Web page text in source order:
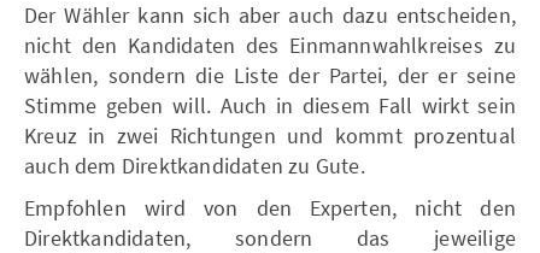
Der Wähler kann sich aber auch dazu entscheiden,
nicht den Kandidaten des Einmannwahlkreises zu
wählen, sondern die Liste der Partei, der er seine
Stimme geben will. Auch in diesem Fall wirkt sein
Kreuz in zwei Richtungen und kommt prozentual
auch dem Direktkandidaten zu Gute.
Empfohlen wird von den Experten, nicht den
Direktkandidaten, sondern das jeweilige